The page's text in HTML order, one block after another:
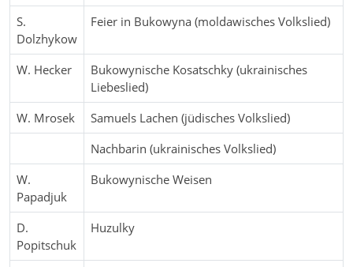
S.
Dolzhykow
Feier in Bukowyna (moldawisches Volkslied)
W. Hecker
Bukowynische Kosatschky (ukrainisches
Liebeslied)
W. Mrosek
Samuels Lachen (jüdisches Volkslied)
Nachbarin (ukrainisches Volkslied)
W.
Papadjuk
Bukowynische Weisen
D.
Popitschuk
Huzulky